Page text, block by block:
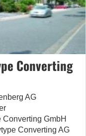
Converting
AG
GmbH
Converting AG